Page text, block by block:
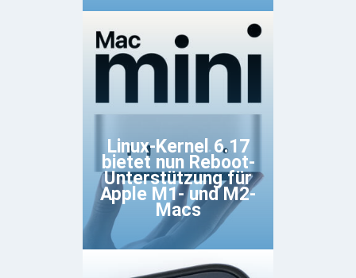
Linux-Kernel 6.17
bietet nun Reboot-
Unterstützung für
Apple M1- und M2-
Macs